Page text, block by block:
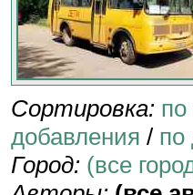
Сортировка:
добавления / по
Город: (все